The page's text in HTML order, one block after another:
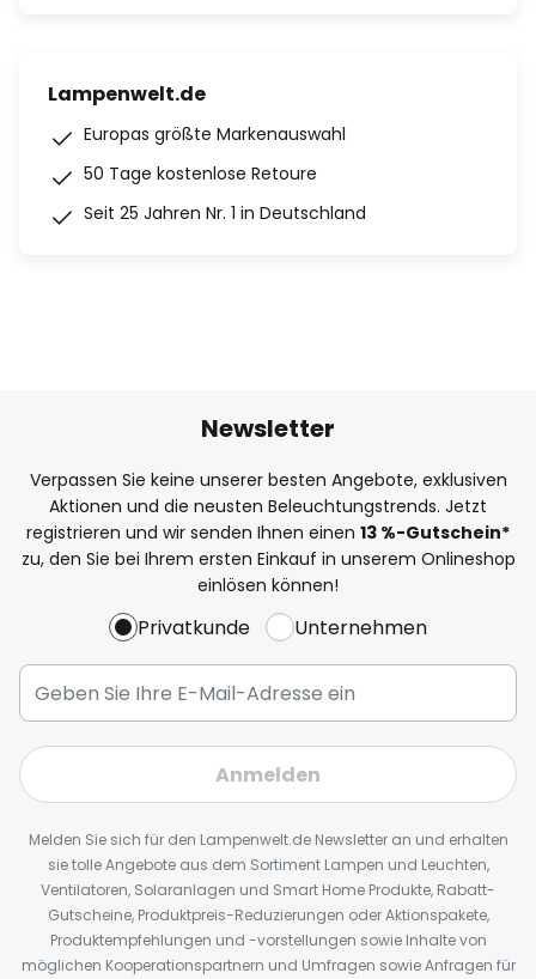
Lampenwelt.de
Europas größte Markenauswahl
50 Tage kostenlose Retoure
Seit 25 Jahren Nr. 1 in Deutschland
Newsletter
Verpassen Sie keine unserer besten Angebote, exklusiven
Aktionen und die neusten Beleuchtungstrends. Jetzt
registrieren und wir senden Ihnen einen 13 %-Gutschein*
zu, den Sie bei Ihrem ersten Einkauf in unserem Onlineshop
einlösen können!
Privatkunde Unternehmen
Anmelden
Melden Sie sich für den Lampenwelt.de Newsletter an und erhalten
sie tolle Angebote aus dem Sortiment Lampen und Leuchten,
Ventilatoren, Solaranlagen und Smart Home Produkte, Rabatt-
Gutscheine, Produktpreis-Reduzierungen oder Aktionspakete,
Produktempfehlungen und -vorstellungen sowie Inhalte von
möglichen Kooperationspartnern und Umfragen sowie Anfragen für